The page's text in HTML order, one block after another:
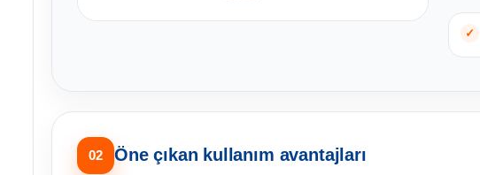
02 Öne çıkan kullanım avantajları